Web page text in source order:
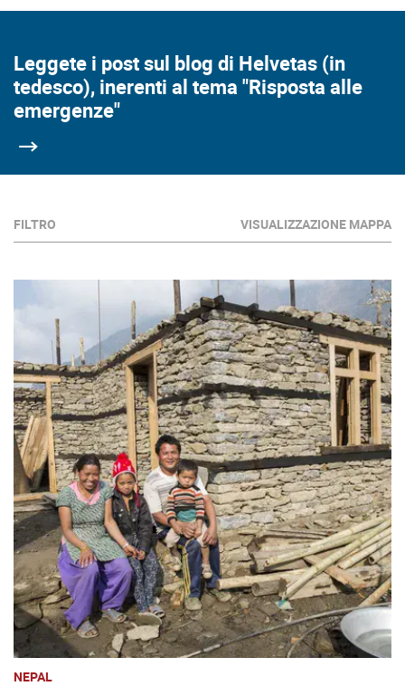
Leggete i post sul blog di Helvetas (in
tedesco), inerenti al tema "Risposta alle
emergenze"
FILTRO VISUALIZZAZIONE MAPPA
NEPAL